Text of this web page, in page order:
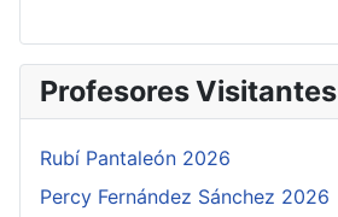
Profesores Visitantes
Rubí Pantaleón 2026
Percy Fernández Sánchez 2026